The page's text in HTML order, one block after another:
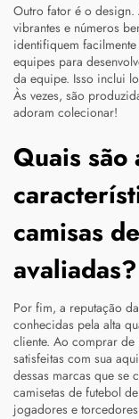
Outro fator é o design.
vibrantes e números
identifiquem
equipes para
da equipe. Isso inclui
Às vezes, são
adoram colecionar!
Quais
camisas
avaliadas?
Por fim, a reputação
conhecidas pela alta
cliente. Ao comprar de
satisfeitas com sua
dessas marcas que se
camisetas de futebol
jogadores e